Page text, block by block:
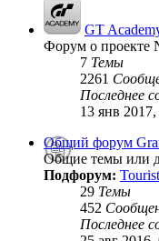
GT
Форум о проекте
7 Темы
2261
Последнее
13 янв
Общий форум
Общие темы или
Подфорум:
29 Темы
452
Последнее